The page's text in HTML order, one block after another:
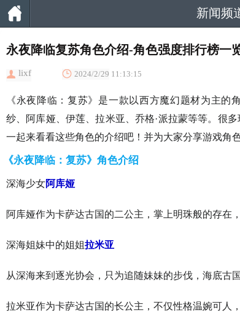
新闻频
永夜降临复苏角色介绍-角色强度排行榜一
lixf 2024/2/29 11:13:15
《永夜降临：复苏》是一款以西方魔幻题材为主
纱、阿库娅、伊莲、拉米亚、乔格·派拉蒙等等。很
一起来看看这些角色的介绍吧！并为大家分享游戏角
《永夜降临：复苏》角色介绍
深海少女阿库娅
阿库娅作为卡萨达古国的二公主，掌上明珠般的存在
深海姐妹中的姐姐拉米亚
从深海来到逐光协会，只为追随妹妹的步伐，海底古
拉米亚作为卡萨达古国的长公主，不仅性格温婉可人